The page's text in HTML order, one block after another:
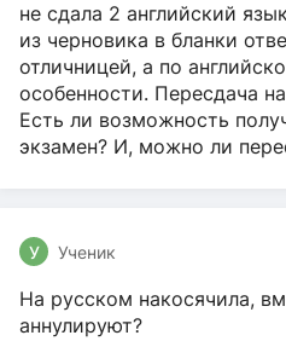
не сдала 2 английский
из черновика в бланки
отличницей, а по
особенности. Пересдача
Есть ли возможность
экзамен? И, можно ли
У Ученик
На русском накосячила,
аннулируют?